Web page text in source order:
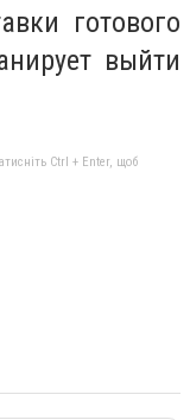
готового
выйти
Ctrl + Enter, щоб